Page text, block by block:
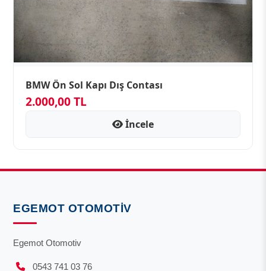
BMW Ön Sol Kapı Dış Contası
2.000,00 TL
İncele
EGEMOT OTOMOTIV
Egemot Otomotiv
0543 741 03 76